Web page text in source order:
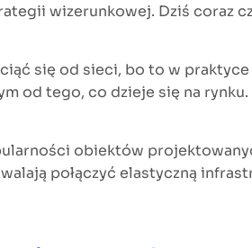
wizerunkowej. Dziś coraz
się od sieci, bo to w
od tego, co dzieje się na rynku.
obiektów
połączyć elastyczną